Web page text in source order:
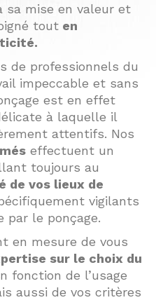
sa mise en valeur et
tout en
de professionnels du
impeccable et sans
est en effet
à laquelle il
attentifs. Nos
effectuent un
toujours au
de vos lieux de
vigilants
par le ponçage.
en mesure de vous
sur le choix du
fonction de l’usage
aussi de vos critères